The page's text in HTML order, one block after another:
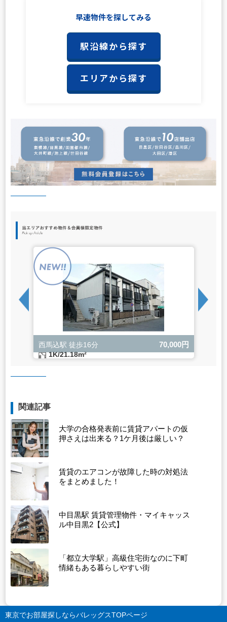
早速物件を探してみる
駅沿線から探す
エリアから探す
西馬込駅 徒歩16分 70,000円
1K/21.18m²
関連記事
大学の合格発表前に賃貸アパートの仮
押さえは出来る？1ケ月後は厳しい？
賃貸のエアコンが故障した時の対処法
をまとめました！
中目黒駅 賃貸管理物件・マイキャッス
ル中目黒2【公式】
「都立大学駅」高級住宅街なのに下町
情緒もある暮らしやすい街
東京でお部屋探しならバレッグスTOPページ